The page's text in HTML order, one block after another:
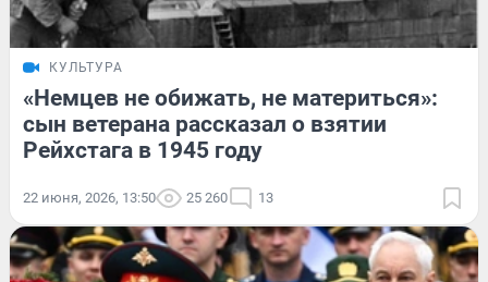
КУЛЬТУРА
«Немцев не обижать, не материться»:
сын ветерана рассказал о взятии
Рейхстага в 1945 году
22 июня, 2026, 13:50 25 260 13